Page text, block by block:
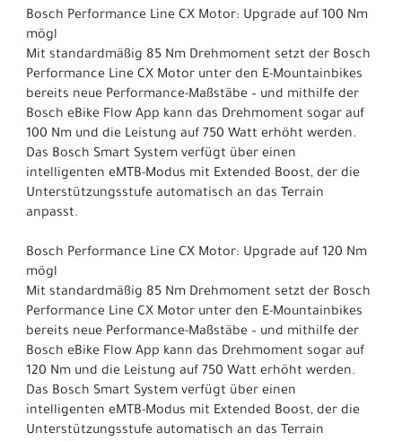
Bosch Performance Line CX Motor: Upgrade auf 100 Nm
mögl
Mit standardmäßig 85 Nm Drehmoment setzt der Bosch
Performance Line CX Motor unter den E-Mountainbikes
bereits neue Performance-Maßstäbe – und mithilfe der
Bosch eBike Flow App kann das Drehmoment sogar auf
100 Nm und die Leistung auf 750 Watt erhöht werden.
Das Bosch Smart System verfügt über einen
intelligenten eMTB-Modus mit Extended Boost, der die
Unterstützungsstufe automatisch an das Terrain
anpasst.
Bosch Performance Line CX Motor: Upgrade auf 120 Nm
mögl
Mit standardmäßig 85 Nm Drehmoment setzt der Bosch
Performance Line CX Motor unter den E-Mountainbikes
bereits neue Performance-Maßstäbe – und mithilfe der
Bosch eBike Flow App kann das Drehmoment sogar auf
120 Nm und die Leistung auf 750 Watt erhöht werden.
Das Bosch Smart System verfügt über einen
intelligenten eMTB-Modus mit Extended Boost, der die
Unterstützungsstufe automatisch an das Terrain